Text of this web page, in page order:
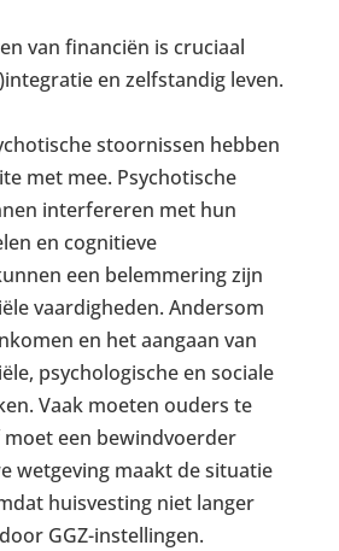
van financiën is cruciaal
en zelfstandig leven.
stoornissen hebben
met mee. Psychotische
interfereren met hun
en cognitieve
een belemmering zijn
vaardigheden. Andersom
en het aangaan van
psychologische en sociale
Vaak moeten ouders te
een bewindvoerder
wetgeving maakt de situatie
huisvesting niet langer
GGZ-instellingen.